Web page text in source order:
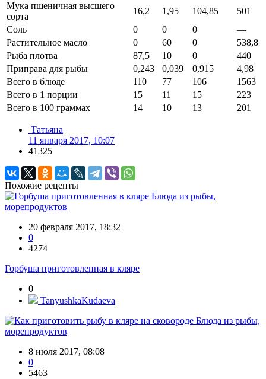
Мука пшеничная высшего
сорта
16,2 1,95 104,85
501
Соль
0 0 0
—
Растительное масло
0 60 0
538,8
Рыба плотва
87,5 10 0
440
Приправа для рыбы
0,243 0,039 0,915
4,98
Всего в блюде
110 77 106
1563
Всего в 1 порции
15 11 15
223
Всего в 100 граммах
14 10 13 201
Татьяна
11 января 2017, 10:07
41325
Похожие рецепты
Блюда из рыбы,
морепродуктов
20 февраля 2017, 18:32
0
4274
Горбуша приготовленная в кляре
0
TanyushkaKudaeva
Блюда из рыбы,
морепродуктов
8 июля 2017, 08:08
0
5463